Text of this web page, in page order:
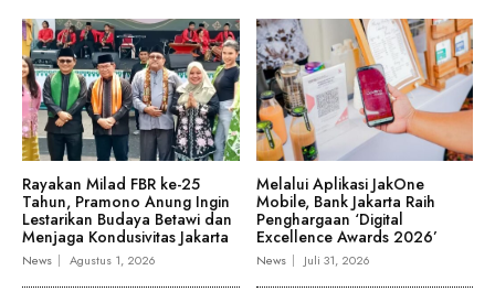
Rayakan Milad FBR ke-25
Tahun, Pramono Anung Ingin
Lestarikan Budaya Betawi dan
Menjaga Kondusivitas Jakarta
News Agustus 1, 2026
Melalui Aplikasi JakOne
Mobile, Bank Jakarta Raih
Penghargaan ‘Digital
Excellence Awards 2026’
News Juli 31, 2026